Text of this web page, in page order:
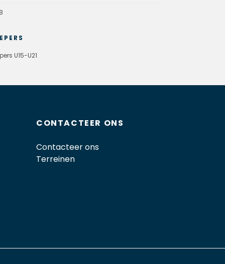
U15-U21
CONTACTEER ONS
Contacteer ons
Terreinen